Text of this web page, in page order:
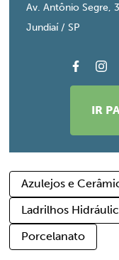
Av. Antônio Segre,
Jundiaí / SP
IR
Azulejos e
Ladrilhos
Porcelanato